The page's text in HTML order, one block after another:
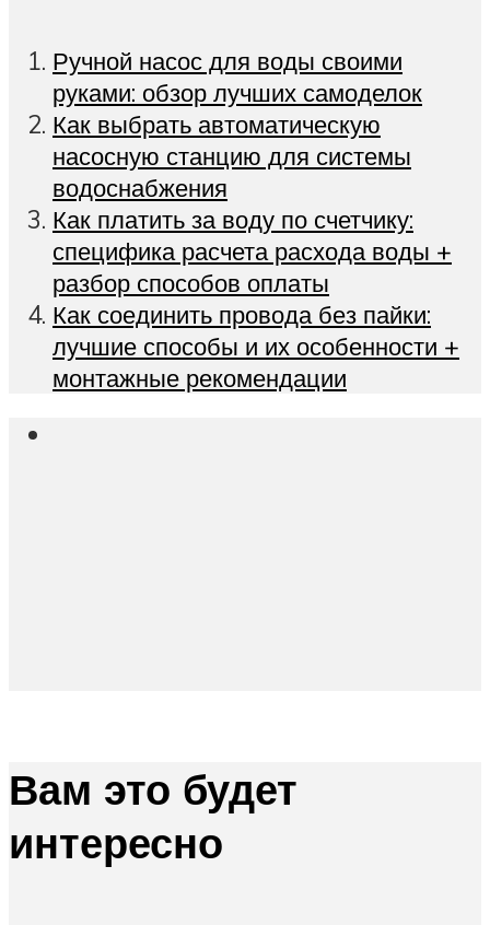
Ручной насос для воды своими
руками: обзор лучших самоделок
Как выбрать автоматическую
насосную станцию для системы
водоснабжения
Как платить за воду по счетчику:
специфика расчета расхода воды +
разбор способов оплаты
Как соединить провода без пайки:
лучшие способы и их особенности +
монтажные рекомендации
Вам это будет
интересно